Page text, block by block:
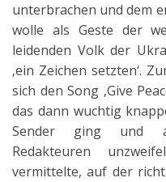
unterbrachen und dem
wolle als Geste der
leidenden Volk der
‚ein Zeichen setzten‘.
sich den Song ‚Give
das dann wuchtig
Sender ging und
Redakteuren
vermittelte, auf der